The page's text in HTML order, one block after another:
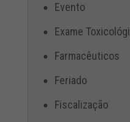
Evento
Exame
Farmacêuticos
Feriado
Fiscalização